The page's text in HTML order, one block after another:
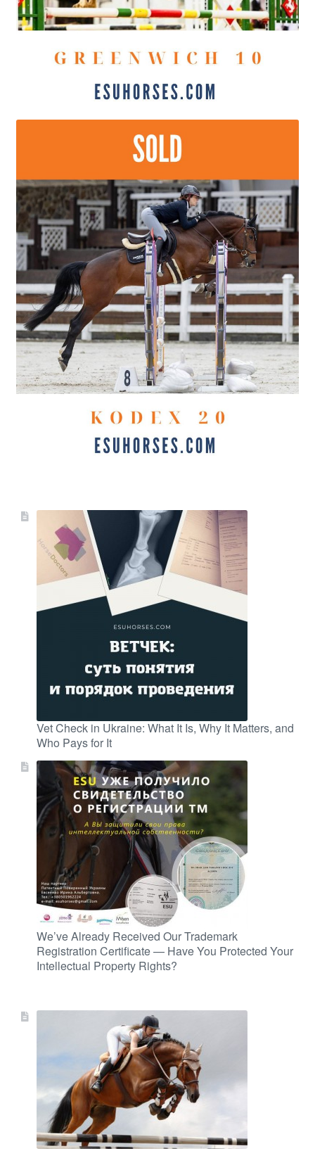
Vet Check in Ukraine: What It Is, Why It Matters, and
Who Pays for It
We’ve Already Received Our Trademark
Registration Certificate — Have You Protected Your
Intellectual Property Rights?